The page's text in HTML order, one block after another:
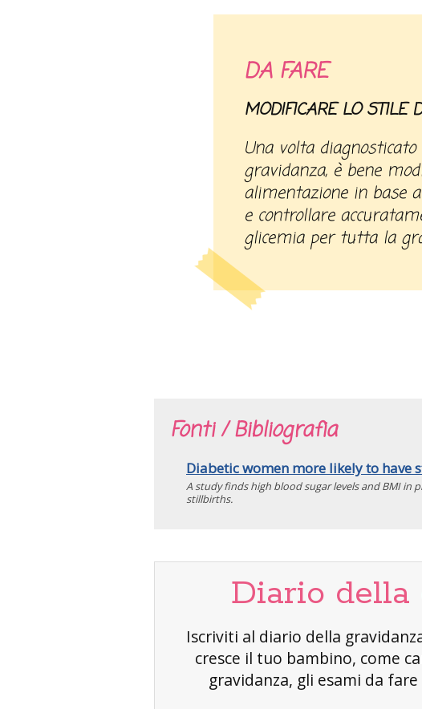
DA FARE
MODIFICARE LO STILE
Una volta
gravidanza, è bene
alimentazione in base
e controllare
glicemia per tutta la
Fonti / Bibliografia
Diabetic women more likely to have
A study finds high blood sugar levels and BMI in
stillbirths.
Diario della
Iscriviti al diario della
cresce il tuo bambino, come
gravidanza, gli esami da